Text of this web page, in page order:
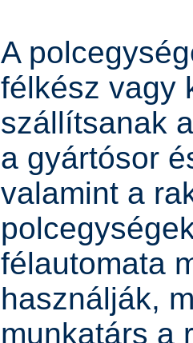
A
félkész vagy
szállítsanak
a gyártósor
valamint a
félautomata
használják,
munkatárs a